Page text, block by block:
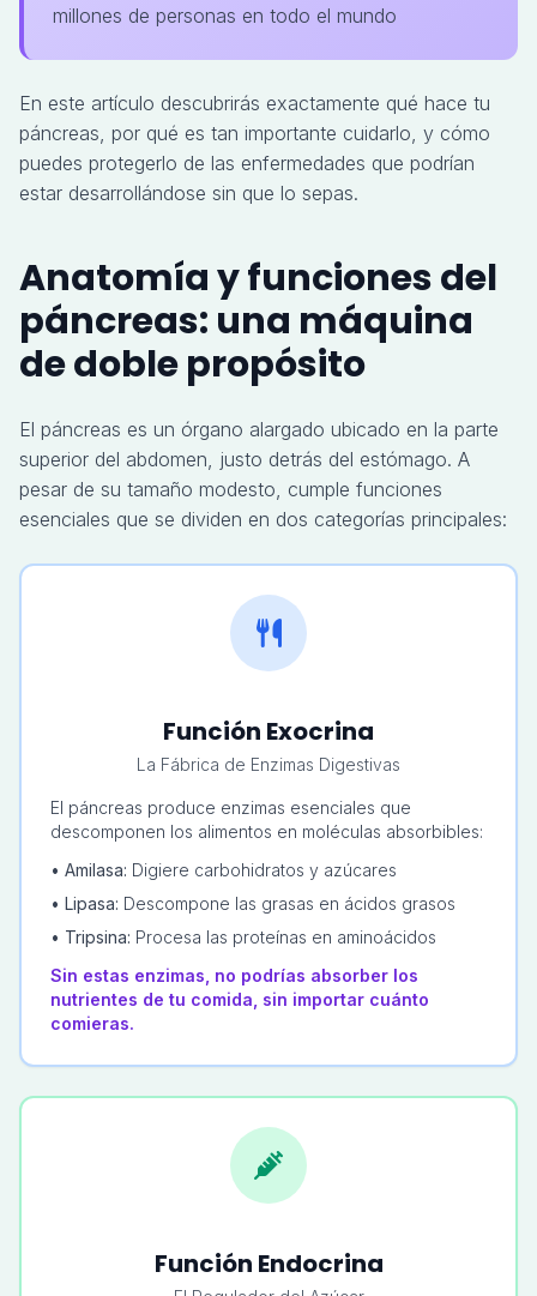
millones de personas en todo el mundo
En este artículo descubrirás exactamente qué hace tu
páncreas, por qué es tan importante cuidarlo, y cómo
puedes protegerlo de las enfermedades que podrían
estar desarrollándose sin que lo sepas.
Anatomía y funciones del
páncreas: una máquina
de doble propósito
El páncreas es un órgano alargado ubicado en la parte
superior del abdomen, justo detrás del estómago. A
pesar de su tamaño modesto, cumple funciones
esenciales que se dividen en dos categorías principales:
Función Exocrina
La Fábrica de Enzimas Digestivas
El páncreas produce enzimas esenciales que
descomponen los alimentos en moléculas absorbibles:
• Amilasa: Digiere carbohidratos y azúcares
• Lipasa: Descompone las grasas en ácidos grasos
• Tripsina: Procesa las proteínas en aminoácidos
Sin estas enzimas, no podrías absorber los
nutrientes de tu comida, sin importar cuánto
comieras.
Función Endocrina